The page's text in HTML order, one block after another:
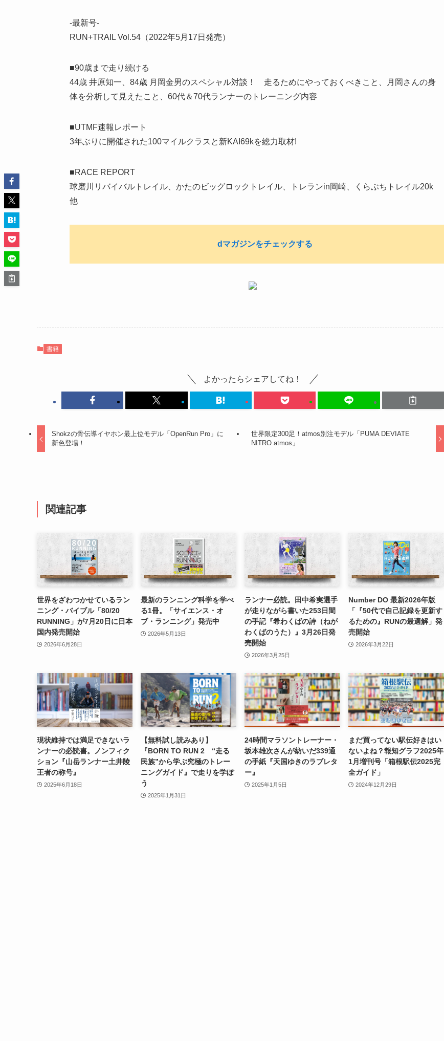
-最新号-
RUN+TRAIL Vol.54（2022年5月17日発売）
■90歳まで走り続ける
44歳 井原知一、84歳 月岡金男のスペシャル対談！ 走るためにやっておくべきこと、月岡さんの身
体を分析して見えたこと、60代＆70代ランナーのトレーニング内容
■UTMF速報レポート
3年ぶりに開催された100マイルクラスと新KAI69kを総力取材!
■RACE REPORT
球磨川リバイバルトレイル、かたのビッグロックトレイル、トレランin岡崎、くらぶちトレイル20k
他
dマガジンをチェックする
書籍
よかったらシェアしてね！
Shokzの骨伝導イヤホン最上位モデル「OpenRun Pro」に
新色登場！
世界限定300足！atmos別注モデル「PUMA DEVIATE
NITRO atmos」
関連記事
世界をざわつかせているラン
ニング・バイブル「80/20
RUNNING」が7月20日に日本
国内発売開始
2026年6月28日
最新のランニング科学を学べ
る1冊。「サイエンス・オ
ブ・ランニング」発売中
2026年5月13日
ランナー必読。田中希実選手
が走りながら書いた253日間
の手記『希わくばの詩（ねが
わくばのうた）』3月26日発
売開始
2026年3月25日
Number DO 最新2026年版
「『50代で自己記録を更新す
るための』RUNの最適解」発
売開始
2026年3月22日
現状維持では満足できないラ
ンナーの必読書。ノンフィク
ション『山岳ランナー土井陵
王者の称号』
2025年6月18日
【無料試し読みあり】
『BORN TO RUN 2 “走る
民族”から学ぶ究極のトレー
ニングガイド』で走りを学ぼ
う
2025年1月31日
24時間マラソントレーナー・
坂本雄次さんが紡いだ339通
の手紙『天国ゆきのラブレタ
ー』
2025年1月5日
まだ買ってない駅伝好きはい
ないよね？報知グラフ2025年
1月増刊号「箱根駅伝2025完
全ガイド」
2024年12月29日